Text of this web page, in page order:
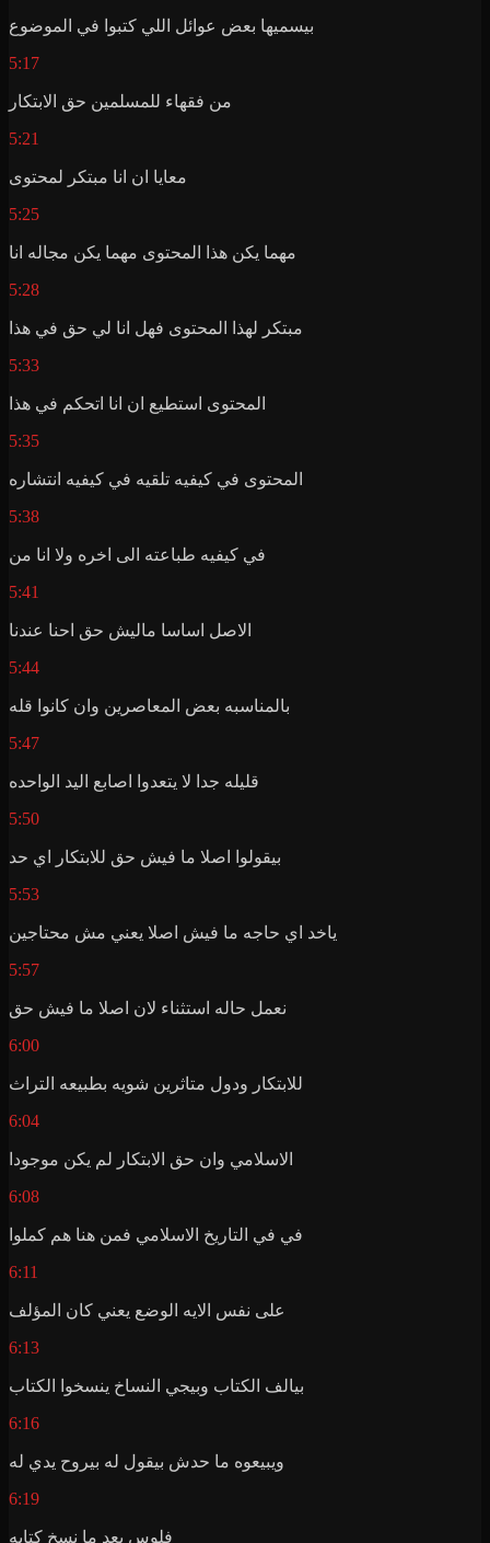
بيسميها بعض عوائل اللي كتبوا في الموضوع
5:17
من فقهاء للمسلمين حق الابتكار
5:21
معايا ان انا مبتكر لمحتوى
5:25
مهما يكن هذا المحتوى مهما يكن مجاله انا
5:28
مبتكر لهذا المحتوى فهل انا لي حق في هذا
5:33
المحتوى استطيع ان انا اتحكم في هذا
5:35
المحتوى في كيفيه تلقيه في كيفيه انتشاره
5:38
في كيفيه طباعته الى اخره ولا انا من
5:41
الاصل اساسا ماليش حق احنا عندنا
5:44
بالمناسبه بعض المعاصرين وان كانوا قله
5:47
قليله جدا لا يتعدوا اصابع اليد الواحده
5:50
بيقولوا اصلا ما فيش حق للابتكار اي حد
5:53
ياخد اي حاجه ما فيش اصلا يعني مش محتاجين
5:57
نعمل حاله استثناء لان اصلا ما فيش حق
6:00
للابتكار ودول متاثرين شويه بطبيعه التراث
6:04
الاسلامي وان حق الابتكار لم يكن موجودا
6:08
في في التاريخ الاسلامي فمن هنا هم كملوا
6:11
على نفس الايه الوضع يعني كان المؤلف
6:13
بيالف الكتاب وبيجي النساخ ينسخوا الكتاب
6:16
ويبيعوه ما حدش بيقول له بيروح يدي له
6:19
فلوس بعد ما نسخ كتابه